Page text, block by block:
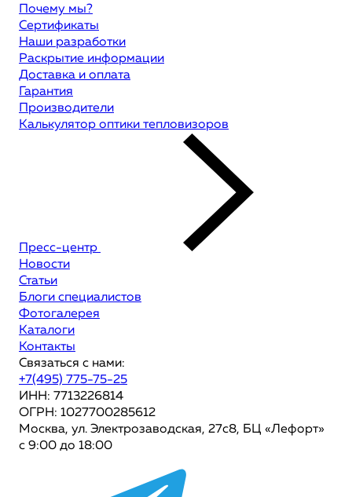
Почему мы?
Сертификаты
Наши разработки
Раскрытие информации
Доставка и оплата
Гарантия
Производители
Калькулятор оптики тепловизоров
Пресс-центр
Новости
Статьи
Блоги специалистов
Фотогалерея
Каталоги
Контакты
Связаться с нами:
+7(495) 775-75-25
ИНН: 7713226814
ОГРН: 1027700285612
Москва, ул. Электрозаводская, 27с8, БЦ «Лефорт»
с 9:00 до 18:00